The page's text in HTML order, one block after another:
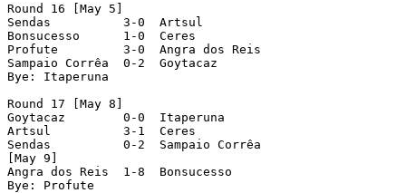
Round 16 [May 5]
Sendas          3-0  Artsul
Bonsucesso      1-0  Ceres
Profute         3-0  Angra dos Reis
Sampaio Corrêa  0-2  Goytacaz
Bye: Itaperuna
Round 17 [May 8]
Goytacaz        0-0  Itaperuna
Artsul          3-1  Ceres
Sendas          0-2  Sampaio Corrêa
[May 9]
Angra dos Reis  1-8  Bonsucesso
Bye: Profute